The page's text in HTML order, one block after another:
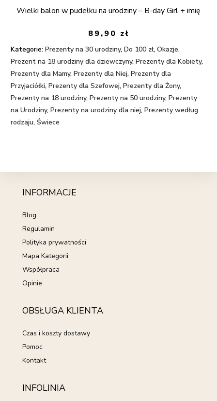
5.00 na 5
Wielki balon w pudełku na urodziny – B-day Girl + imię
89,90 zł
Kategorie: Prezenty na 30 urodziny,Do 100 zł,Okazje,
Prezent na 18 urodziny dla dziewczyny,Prezenty dla Kobiety,
Prezenty dla Mamy,Prezenty dla Niej,Prezenty dla
Przyjaciółki,Prezenty dla Szefowej,Prezenty dla Żony,
Prezenty na 18 urodziny,Prezenty na 50 urodziny,Prezenty
na Urodziny,Prezenty na urodziny dla niej,Prezenty według
rodzaju,Świece
INFORMACJE
Blog
Regulamin
Polityka prywatności
Mapa Kategorii
Współpraca
Opinie
OBSŁUGA KLIENTA
Czas i koszty dostawy
Pomoc
Kontakt
INFOLINIA